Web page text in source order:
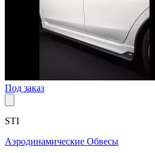
Под заказ
STI
Аэродинамические Обвесы